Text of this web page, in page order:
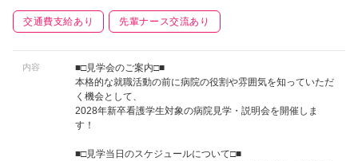
交通費支給あり 先輩ナース交流あり
内容
■□見学会のご案内□■
本格的な就職活動の前に病院の役割や雰囲気を知っていただ
く機会として、
2028年新卒看護学生対象の病院見学・説明会を開催しま
す！
■□見学当日のスケジュールについて□■